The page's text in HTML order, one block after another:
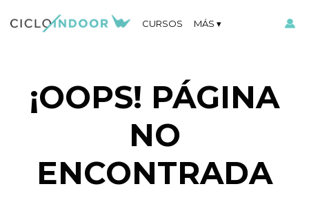
CURSOS MÁS
¡OOPS! PÁGINA
NO
ENCONTRADA